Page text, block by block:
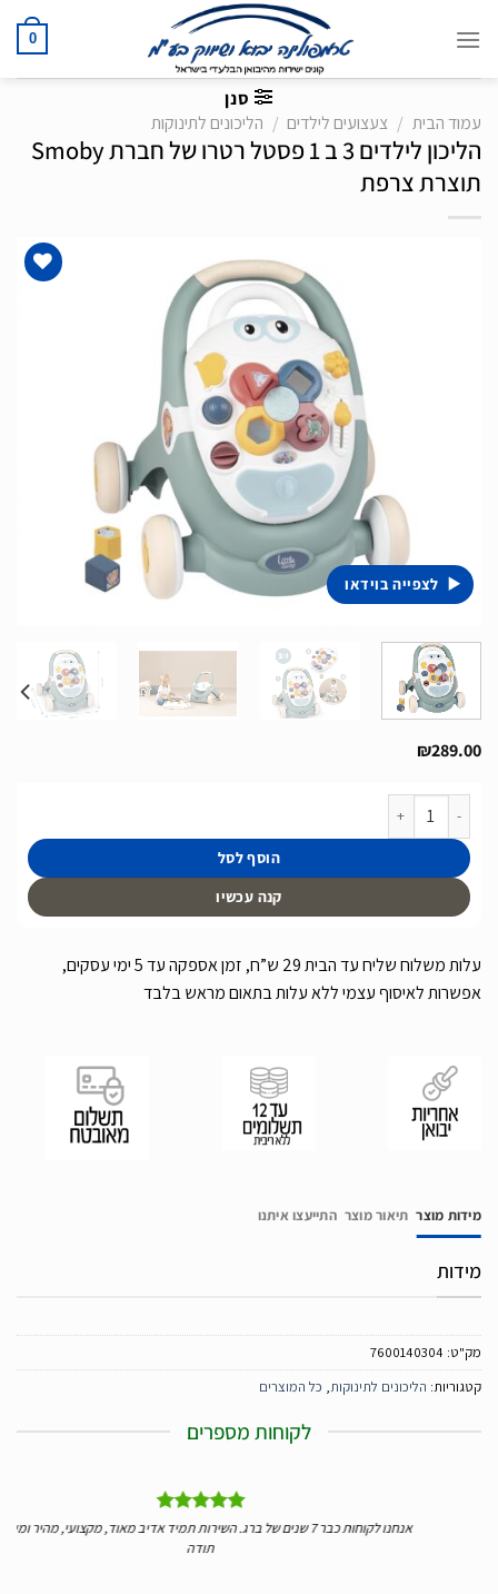
0
סנן
עמוד הבית
/ צעצועים לילדים / הליכונים לתינוקות
הליכון לילדים 3 ב 1 פסטל רטרו של חברת Smoby
תוצרת צרפת
לצפייה בוידאו
₪289.00
כמות של הליכון לילדים 3 ב 1 פסטל רטרו של חברת Smoby תוצרת צרפת
הוסף לסל
קנה עכשיו
עלות משלוח שליח עד הבית 29 ש”ח, זמן אספקה עד 5 ימי עסקים,
אפשרות לאיסוף עצמי ללא עלות בתאום מראש בלבד
מידות מוצר תיאור מוצר התייעצו איתנו
מידות
מק"ט: 7600140304
קטגוריות: הליכונים לתינוקות, כל המוצרים
לקוחות מספרים
אנחנו לקוחות כבר 7 שנים של ברג. השירות תמיד אדיב מאוד, מקצועי, מהיר ומעולה.